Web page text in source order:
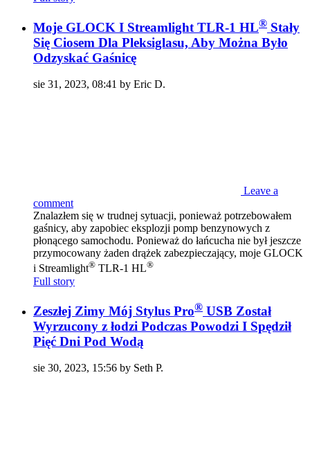
Moje GLOCK I Streamlight TLR-1 HL® Stały
Się Ciosem Dla Pleksiglasu, Aby Można Było
Odzyskać Gaśnicę
sie 31, 2023, 08:41 by Eric D.
Leave a
comment
Znalazłem się w trudnej sytuacji, ponieważ potrzebowałem
gaśnicy, aby zapobiec eksplozji pomp benzynowych z
płonącego samochodu. Ponieważ do łańcucha nie był jeszcze
przymocowany żaden drążek zabezpieczający, moje GLOCK
i Streamlight® TLR-1 HL®
Full story
Zeszłej Zimy Mój Stylus Pro® USB Został
Wyrzucony z łodzi Podczas Powodzi I Spędził
Pięć Dni Pod Wodą
sie 30, 2023, 15:56 by Seth P.